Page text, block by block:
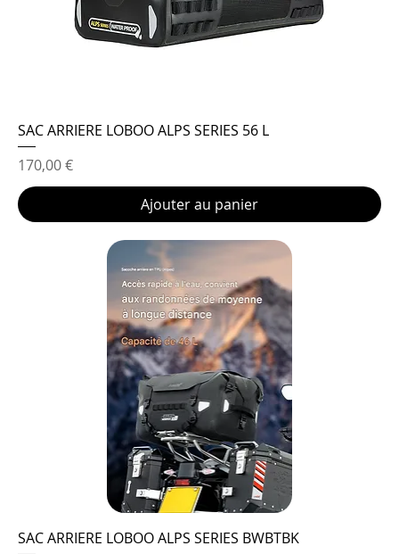
SAC ARRIERE LOBOO ALPS SERIES 56 L
Prix
170,00 €
Ajouter au panier
SAC ARRIERE LOBOO ALPS SERIES BWBTBK